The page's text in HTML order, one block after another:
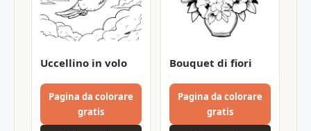
Uccellino in volo
Pagina da colorare
gratis
Bouquet di fiori
Pagina da colorare
gratis